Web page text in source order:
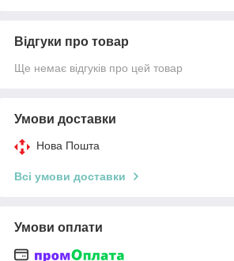
Відгуки про товар
Ще немає відгуків про цей товар
Умови доставки
Нова Пошта
Всі умови доставки
Умови оплати